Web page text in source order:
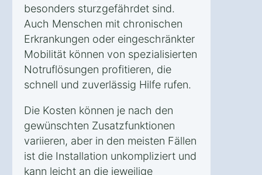
besonders sturzgefährdet sind.
Auch Menschen mit chronischen
Erkrankungen oder eingeschränkter
Mobilität können von spezialisierten
Notruflösungen profitieren, die
schnell und zuverlässig Hilfe rufen.
Die Kosten können je nach den
gewünschten Zusatzfunktionen
variieren, aber in den meisten Fällen
ist die Installation unkompliziert und
kann leicht an die jeweilige